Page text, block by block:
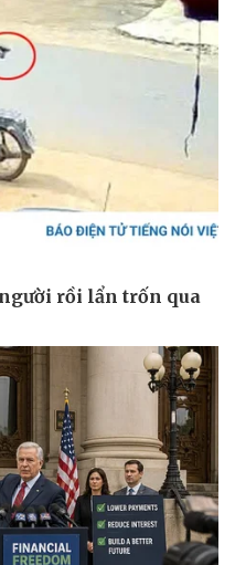
Thị trường
Giá vàng
Tiêu dùng
Tỷ giá
Chứng khoán
Giá cà phê